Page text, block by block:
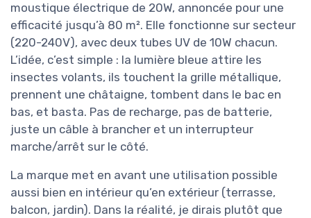
moustique électrique de 20W, annoncée pour une
efficacité jusqu’à 80 m². Elle fonctionne sur secteur
(220-240V), avec deux tubes UV de 10W chacun.
L’idée, c’est simple : la lumière bleue attire les
insectes volants, ils touchent la grille métallique,
prennent une châtaigne, tombent dans le bac en
bas, et basta. Pas de recharge, pas de batterie,
juste un câble à brancher et un interrupteur
marche/arrêt sur le côté.
La marque met en avant une utilisation possible
aussi bien en intérieur qu’en extérieur (terrasse,
balcon, jardin). Dans la réalité, je dirais plutôt que